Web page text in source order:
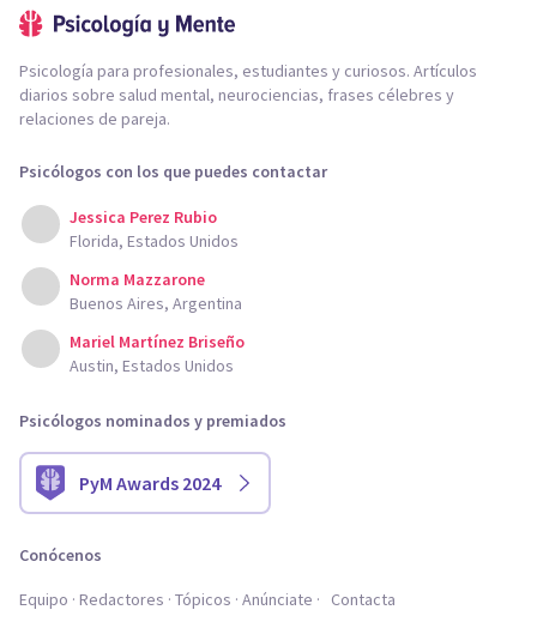
Psicología para profesionales, estudiantes y curiosos. Artículos
diarios sobre salud mental, neurociencias, frases célebres y
relaciones de pareja.
Psicólogos con los que puedes contactar
Jessica Perez Rubio
Florida, Estados Unidos
Norma Mazzarone
Buenos Aires, Argentina
Mariel Martínez Briseño
Austin, Estados Unidos
Psicólogos nominados y premiados
PyM Awards 2024
Conócenos
Equipo Redactores Tópicos Anúnciate Contacta